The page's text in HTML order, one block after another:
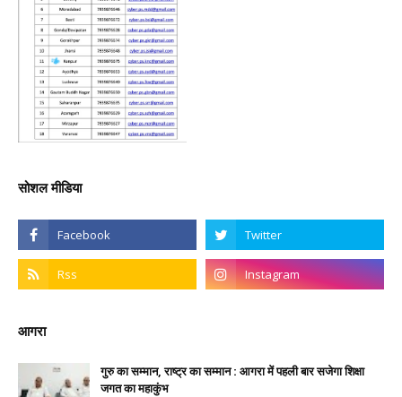
सोशल मीडिया
आगरा
गुरु का सम्मान, राष्ट्र का सम्मान : आगरा में पहली बार सजेगा शिक्षा
जगत का महाकुंभ